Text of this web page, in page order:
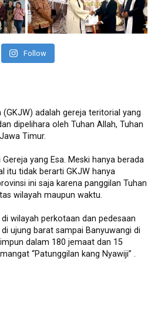
Follow
adalah gereja teritorial yang
dipelihara oleh Tuhan Allah, Tuhan
Timur.
yang Esa. Meski hanya berada
itu tidak berarti GKJW hanya
ini saja karena panggilan Tuhan
wilayah maupun waktu.
wilayah perkotaan dan pedesaan
ujung barat sampai Banyuwangi di
dalam 180 jemaat dan 15
“Patunggilan kang Nyawiji” .